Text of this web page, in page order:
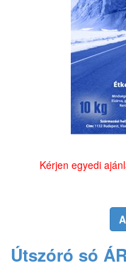
Kérjen egyedi
Útszóró só